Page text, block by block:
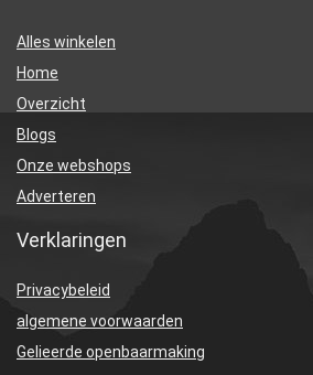
Alles winkelen
Home
Overzicht
Blogs
Onze webshops
Adverteren
Verklaringen
Privacybeleid
algemene voorwaarden
Gelieerde openbaarmaking